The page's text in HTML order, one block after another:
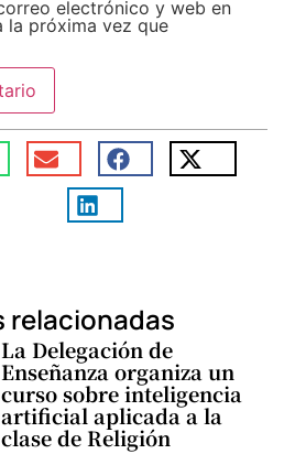
electrónico y web en
la próxima vez que
relacionadas
La Delegación de
Enseñanza organiza un
curso sobre inteligencia
artificial aplicada a la
clase de Religión